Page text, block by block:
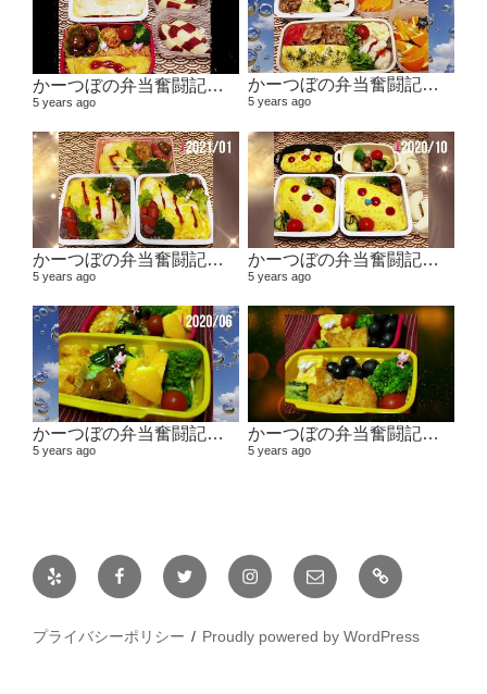
かーつぼの弁当奮闘記その6 【２０２１年４月～５月】
5 years ago
かーつぼの弁当奮闘記その5 【２０２１年２月～３月】
5 years ago
かーつぼの弁当奮闘記その４ 【２０２０年１１月～２０２１年１月】
5 years ago
かーつぼの弁当奮闘記その３ 【２０２０年８・９月～１０月】
5 years ago
かーつぼの弁当奮闘記その２ 【２０２０年６月～７月】
5 years ago
かーつぼの弁当奮闘記その1 2020年４月～５月
5 years ago
Yelp FacebookTwitter Instagramメ
ー
日
常
プライバシーポリシー Proudly powered by WordPress